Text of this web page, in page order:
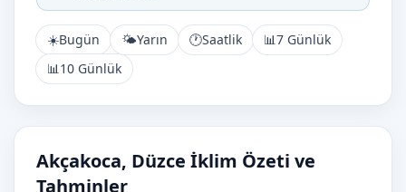
☀️Bugün 🌤️Yarın 🕐Saatlik 📊7 Günlük
📊10 Günlük
Akçakoca, Düzce İklim Özeti ve
Tahminler